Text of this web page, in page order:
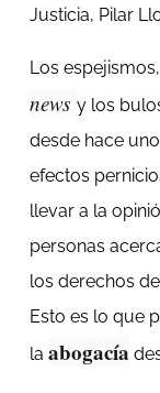
Justicia, Pilar
Los
news y los
desde hace
efectos
llevar a la
personas
los derechos
Esto es lo que
la abogacía